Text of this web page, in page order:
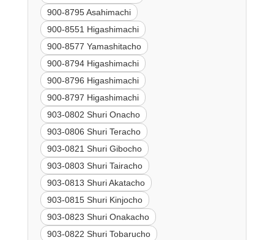
900-8795 Asahimachi
900-8551 Higashimachi
900-8577 Yamashitacho
900-8794 Higashimachi
900-8796 Higashimachi
900-8797 Higashimachi
903-0802 Shuri Onacho
903-0806 Shuri Teracho
903-0821 Shuri Gibocho
903-0803 Shuri Tairacho
903-0813 Shuri Akatacho
903-0815 Shuri Kinjocho
903-0823 Shuri Onakacho
903-0822 Shuri Tobarucho